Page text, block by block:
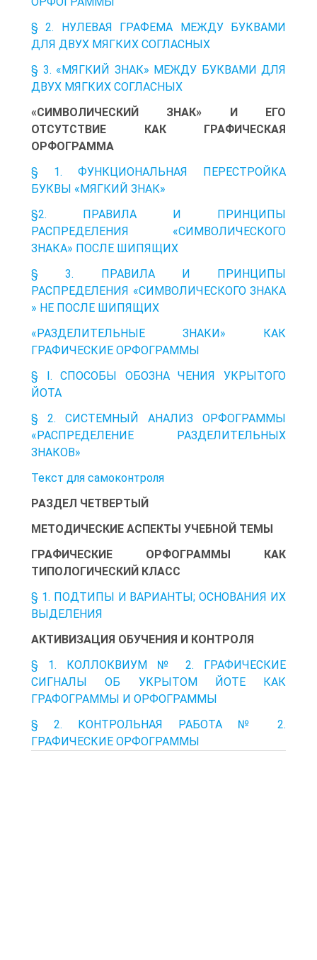
§ 2. НУЛЕВАЯ ГРАФЕМА МЕЖДУ БУКВАМИ
ДЛЯ ДВУХ МЯГКИХ СОГЛАСНЫХ
§ 3. «МЯГКИЙ ЗНАК» МЕЖДУ БУКВАМИ ДЛЯ
ДВУХ МЯГКИХ СОГЛАСНЫХ
«СИМВОЛИЧЕСКИЙ ЗНАК» И ЕГО
ОТСУТСТВИЕ КАК ГРАФИЧЕСКАЯ
ОРФОГРАММА
§ 1. ФУНКЦИОНАЛЬНАЯ ПЕРЕСТРОЙКА
БУКВЫ «МЯГКИЙ ЗНАК»
§2. ПРАВИЛА И ПРИНЦИПЫ
РАСПРЕДЕЛЕНИЯ «СИМВОЛИЧЕСКОГО
ЗНАКА» ПОСЛЕ ШИПЯЩИХ
§ 3. ПРАВИЛА И ПРИНЦИПЫ
РАСПРЕДЕЛЕНИЯ «СИМВОЛИЧЕСКОГО ЗНАКА
» НЕ ПОСЛЕ ШИПЯЩИХ
«РАЗДЕЛИТЕЛЬНЫЕ ЗНАКИ» КАК
ГРАФИЧЕСКИЕ ОРФОГРАММЫ
§ I. СПОСОБЫ ОБОЗНА ЧЕНИЯ УКРЫТОГО
ЙОТА
§ 2. СИСТЕМНЫЙ АНАЛИЗ ОРФОГРАММЫ
«РАСПРЕДЕЛЕНИЕ РАЗДЕЛИТЕЛЬНЫХ
ЗНАКОВ»
Текст для самоконтроля
РАЗДЕЛ ЧЕТВЕРТЫЙ
МЕТОДИЧЕСКИЕ АСПЕКТЫ УЧЕБНОЙ ТЕМЫ
ГРАФИЧЕСКИЕ ОРФОГРАММЫ КАК
ТИПОЛОГИЧЕСКИЙ КЛАСС
§ 1. ПОДТИПЫ И ВАРИАНТЫ; ОСНОВАНИЯ ИХ
ВЫДЕЛЕНИЯ
АКТИВИЗАЦИЯ ОБУЧЕНИЯ И КОНТРОЛЯ
§ 1. КОЛЛОКВИУМ № 2. ГРАФИЧЕСКИЕ
СИГНАЛЫ ОБ УКРЫТОМ ЙОТЕ КАК
ГРАФОГРАММЫ И ОРФОГРАММЫ
§ 2. КОНТРОЛЬНАЯ РАБОТА № 2.
ГРАФИЧЕСКИЕ ОРФОГРАММЫ